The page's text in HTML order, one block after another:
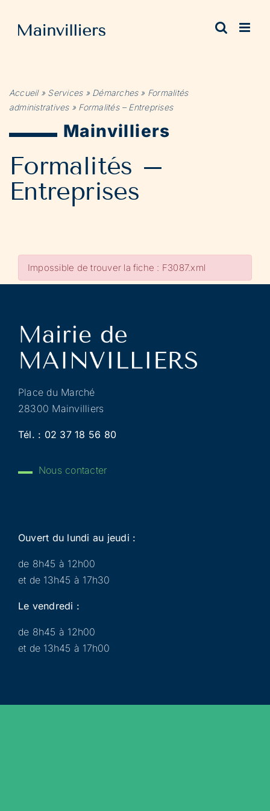
contenu
Accueil» Services» Démarches» Formalités
administratives» Formalités – Entreprises
Mainvilliers
Formalités –
Entreprises
Impossible de trouver la fiche : F3087.xml
Place du Marché
28300 Mainvilliers
Tél. : 02 37 18 56 80
Nous contacter
Ouvert du lundi au jeudi :
de 8h45 à 12h00
et de 13h45 à 17h30
Le vendredi :
de 8h45 à 12h00
et de 13h45 à 17h00